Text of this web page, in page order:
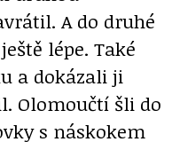
A do druhé
lépe. Také
a dokázali ji
Olomoučtí šli do
s náskokem